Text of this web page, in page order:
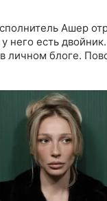
Ашер
него есть
личном блоге.